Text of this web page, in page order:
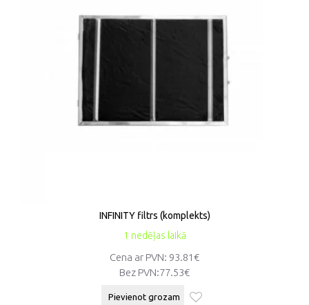
1 nedēļas laikā
INFINITY filtrs (komplekts)
Cena ar PVN: 93.81€
Bez PVN:77.53€
Pievienot grozam